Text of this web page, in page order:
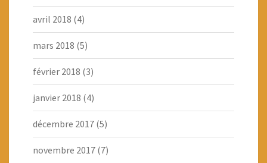
avril 2018 (4)
mars 2018 (5)
février 2018 (3)
janvier 2018 (4)
décembre 2017 (5)
novembre 2017 (7)